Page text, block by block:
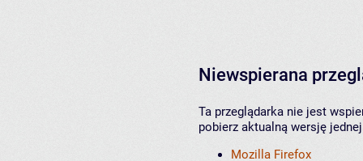
Niewspierana
Ta przeglądarka nie jest
pobierz aktualną wersję
Mozilla Firefox